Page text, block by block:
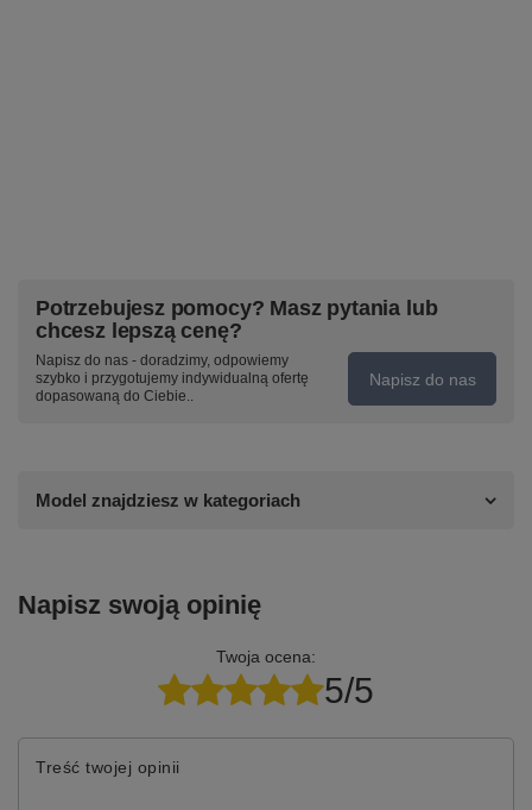
Potrzebujesz pomocy? Masz pytania lub
chcesz lepszą cenę?
Napisz do nas - doradzimy, odpowiemy
szybko i przygotujemy indywidualną ofertę
dopasowaną do Ciebie..
Napisz do nas
Model znajdziesz w kategoriach
Napisz swoją opinię
Twoja ocena:
5/5
Treść twojej opinii